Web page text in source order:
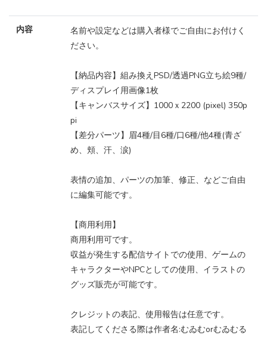
内容
名前や設定などは購入者様でご自由にお付けく
ださい。
【納品内容】組み換えPSD/透過PNG立ち絵9種/
ディスプレイ用画像1枚
【キャンバスサイズ】1000ｘ2200 (pixel) 350p
pi
【差分パーツ】眉4種/目6種/口6種/他4種(青ざ
め、頬、汗、涙)
表情の追加、パーツの加筆、修正、などご自由
に編集可能です。
【商用利用】
商用利用可です。
収益が発生する配信サイトでの使用、ゲームの
キャラクターやNPCとしての使用、イラストの
グッズ販売が可能です。
クレジットの表記、使用報告は任意です。
表記してくださる際は作者名:むゐむorむゐむる